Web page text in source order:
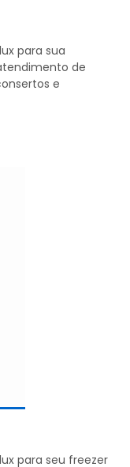
para sua
de
e
para seu freezer